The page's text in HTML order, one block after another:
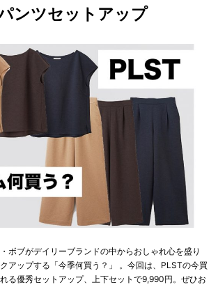
ンツセットアップ
ボブがデイリーブランドの中からおしゃれ心を盛り
アップする「今季何買う？」 。今回は、PLSTの今買
る優秀セットアップ、上下セットで9,990円。ぜひお